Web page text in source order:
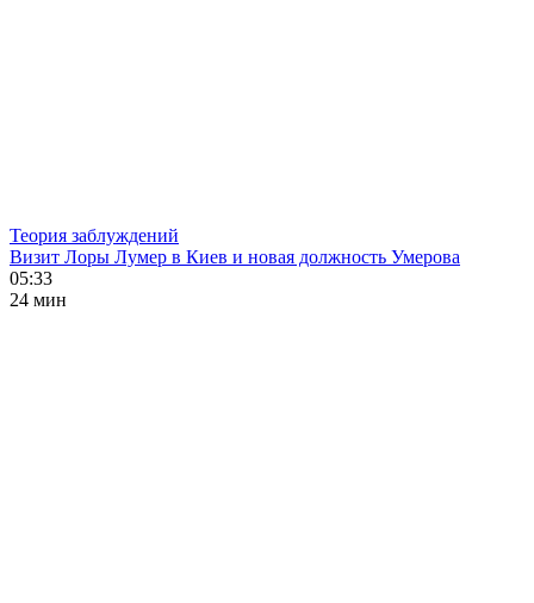
Теория заблуждений
Визит Лоры Лумер в Киев и новая должность Умерова
05:33
24 мин